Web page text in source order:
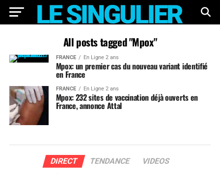
All posts tagged "Mpox"
FRANCE En Ligne 2 ans
Mpox: un premier cas du nouveau variant identifié
en France
FRANCE En Ligne 2 ans
Mpox: 232 sites de vaccination déjà ouverts en
France, annonce Attal
DIRECT TENDANCE VIDEOS